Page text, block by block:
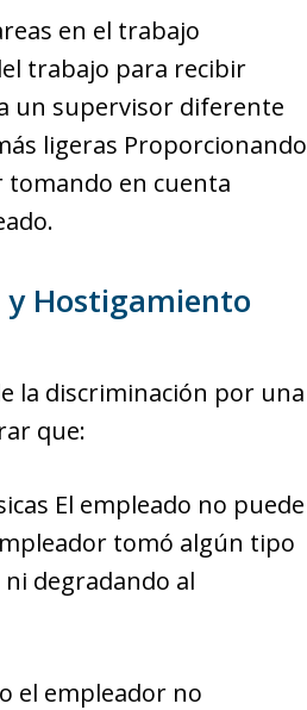
en el trabajo
trabajo para recibir
un supervisor diferente
ligeras Proporcionando
tomando en cuenta
y Hostigamiento
la discriminación por una
que:
El empleado no puede
tomó algún tipo
degradando al
el empleador no